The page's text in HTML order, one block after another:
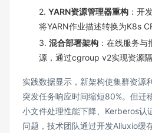
2. YARN资源管理器重构 ：开
将YARN作业描述转换为K8s
3. 混合部署架构 ：在线服务
源，通过cgroup v2实现资源
实践数据显示，新架构使集群资源
突发任务响应时间缩短80%。但迁
小文件处理性能下降、Kerberos认
问题，技术团队通过开发Alluxio缓